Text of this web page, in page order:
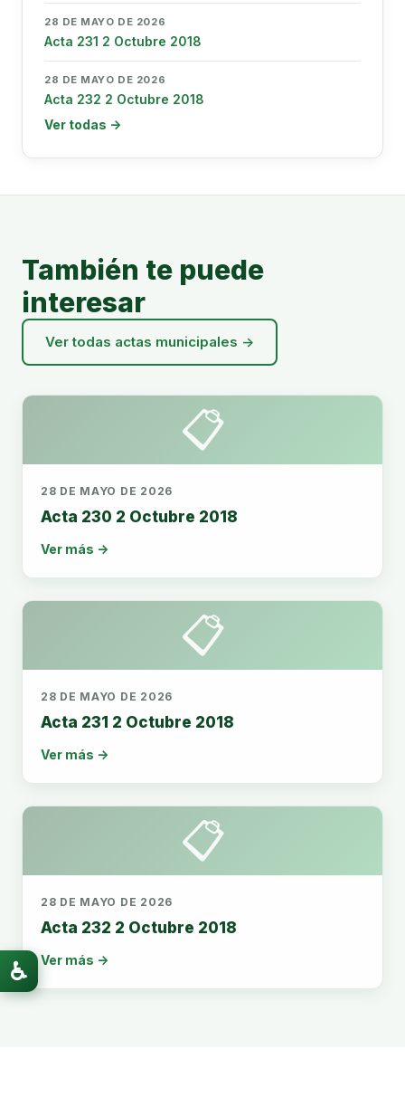
28 DE MAYO DE 2026
Acta 231 2 Octubre 2018
28 DE MAYO DE 2026
Acta 232 2 Octubre 2018
Ver todas →
También te puede
interesar
Ver todas actas municipales →
📋
28 DE MAYO DE 2026
Acta 230 2 Octubre 2018
Ver más →
📋
28 DE MAYO DE 2026
Acta 231 2 Octubre 2018
Ver más →
📋
28 DE MAYO DE 2026
Acta 232 2 Octubre 2018
Ver más →
♿